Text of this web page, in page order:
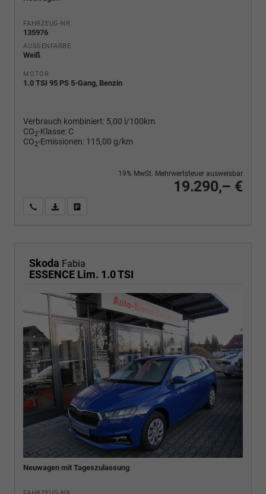
FAHRZEUG-NR.
135976
AUSSENFARBE
Weiß
MOTOR
1.0 TSI 95 PS 5-Gang, Benzin
Verbrauch kombiniert: 5,00 l/100km
CO2-Klasse: C
CO2-Emissionen: 115,00 g/km
19.290,– €
19% MwSt. Mehrwertsteuer ausweisbar
Wir rufen Sie anPDF-Fahrzeugexposé drucken
Skoda Fabia
ESSENCE Lim. 1.0 TSI
Neuwagen mit Tageszulassung